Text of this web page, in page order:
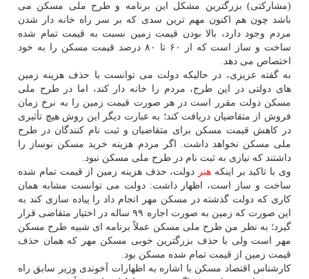
(مشاركتی) بزرگترین مشكل این برنامه و طرح ملی مسكن می
باشد چون هم اكنون مهم ترین سدی كه بر سر راه خانه دار شدن
مردم وجود دارد، بالا بودن قیمت زمین نسبت به قیمت تمام شده
ساخت و ساز است كه از ۶۰ تا ۸۰ درصد قیمت مسكن را به خود
اختصاص می دهد.
به گفته عزیزی، در حالیكه دولت می توانست با حذف هزینه زمین
های دولتی در این طرح، مردم را خانه دار كند، اما در طرح ملی
مسكن دولت مقرر است در هر صورت قیمت زمین را به نرخ زمان
فروش از متقاضیان دریافت كند؛ به عبارت دیگر این روش هیچ تأثیری
در كاهش قیمت مسكن برای متقاضیان و ثبت نام كنندگان در طرح
ملی مسكن نخواهد داشت. اگر مردم هزینه خرید مسكن نوساز را
داشتند كه نیازی به ثبت نام در طرح ملی مسكن نبود.
وی با تاكید بر اینكه هنر دولت، حذف هزینه زمین از قیمت تمام شده
ساخت و ساز است، اظهار داشت: دولت می توانست مشابه همان
كاری كه دولت گذشته در مسكن مهر انجام داد را پیاده سازی كند به
این صورت كه زمین به صورت اجاره ۹۹ ساله در اختیار متقاضی قرار
گیرد؛ به نظر من طرح ملی مسكن عملاً برنامه ای شبیه طرح مسكن
مهر است ولی با حذف بزرگترین خوبی مسكن مهر كه همان حذف
قیمت زمین از قیمت تمام شده مسكن بود.
كارشناس اقتصاد مسكن با اشاره به اظهارات آخوندی وزیر سابق راه